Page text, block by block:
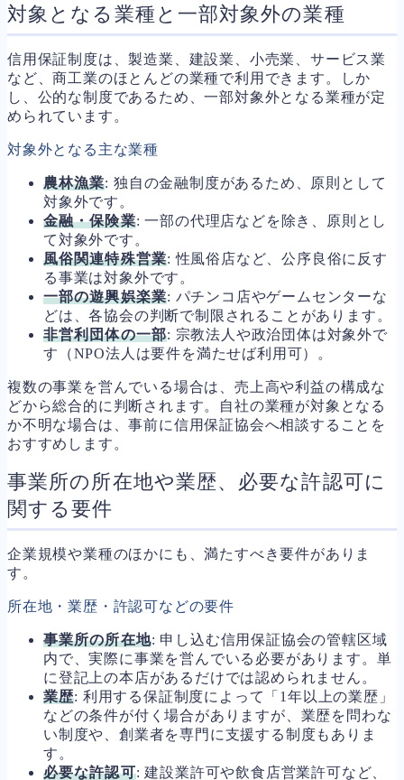
対象となる業種と一部対象外の業種
信用保証制度は、製造業、建設業、小売業、サービス業
など、商工業のほとんどの業種で利用できます。しか
し、公的な制度であるため、一部対象外となる業種が定
められています。
対象外となる主な業種
農林漁業: 独自の金融制度があるため、原則として
対象外です。
金融・保険業: 一部の代理店などを除き、原則とし
て対象外です。
風俗関連特殊営業: 性風俗店など、公序良俗に反す
る事業は対象外です。
一部の遊興娯楽業: パチンコ店やゲームセンターな
どは、各協会の判断で制限されることがあります。
非営利団体の一部: 宗教法人や政治団体は対象外で
す（NPO法人は要件を満たせば利用可）。
複数の事業を営んでいる場合は、売上高や利益の構成な
どから総合的に判断されます。自社の業種が対象となる
か不明な場合は、事前に信用保証協会へ相談することを
おすすめします。
事業所の所在地や業歴、必要な許認可に
関する要件
企業規模や業種のほかにも、満たすべき要件がありま
す。
所在地・業歴・許認可などの要件
事業所の所在地: 申し込む信用保証協会の管轄区域
内で、実際に事業を営んでいる必要があります。単
に登記上の本店があるだけでは認められません。
業歴: 利用する保証制度によって「1年以上の業歴」
などの条件が付く場合がありますが、業歴を問わな
い制度や、創業者を専門に支援する制度もありま
す。
必要な許認可: 建設業許可や飲食店営業許可など、